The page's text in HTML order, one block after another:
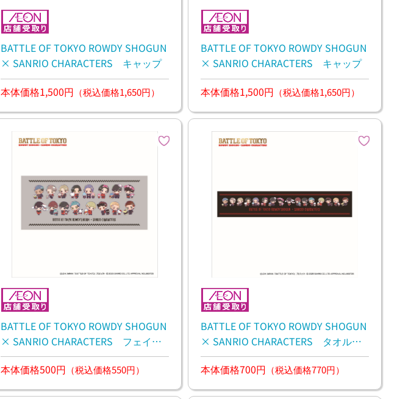
BATTLE OF TOKYO ROWDY SHOGUN
× SANRIO CHARACTERS キャップ
本体価格1,500円 （税込価格1,650円）
BATTLE OF TOKYO ROWDY SHOGUN
× SANRIO CHARACTERS キャップ
本体価格1,500円 （税込価格1,650円）
BATTLE OF TOKYO ROWDY SHOGUN
× SANRIO CHARACTERS フェイス
タオル
本体価格500円 （税込価格550円）
BATTLE OF TOKYO ROWDY SHOGUN
× SANRIO CHARACTERS タオルマ
フラー
本体価格700円 （税込価格770円）